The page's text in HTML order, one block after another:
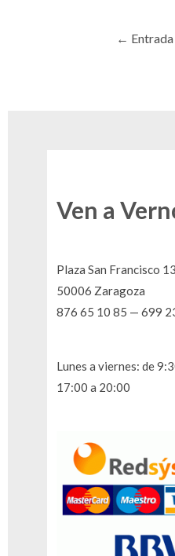
Navegación
←
Ven a
Plaza San Francisco
50006 Zaragoza
876 65 10 85 — 699
Lunes a viernes: de
17:00 a 20:00